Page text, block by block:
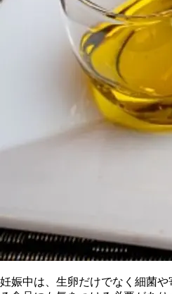
妊娠中は、生卵だけでなく細菌